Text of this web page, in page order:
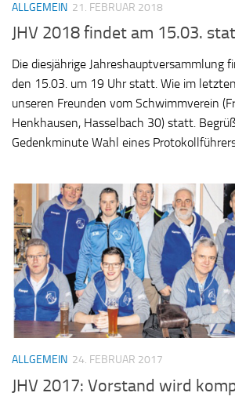
ALLGEMEIN 21. FEBRUAR 2018
JHV 2018 findet am 15.03.
Die diesjährige Jahreshauptversammlung
den 15.03. um 19 Uhr statt. Wie im
unseren Freunden vom Schwimmverein
Henkhausen, Hasselbach 30) statt.
Gedenkminute Wahl eines
ALLGEMEIN 24. FEBRUAR 2017
JHV 2017: Vorstand wird